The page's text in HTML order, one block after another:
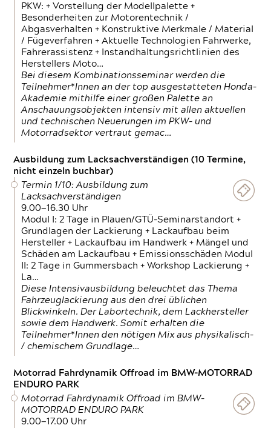
PKW: + Vorstellung der Modellpalette +
Besonderheiten zur Motorentechnik /
Abgasverhalten + Konstruktive Merkmale / Material
/ Fügeverfahren + Aktuelle Technologien Fahrwerke,
Fahrerassistenz + Instandhaltungsrichtlinien des
Herstellers Moto…
Bei diesem Kombinationsseminar werden die
Teilnehmer*Innen an der top ausgestatteten Honda-
Akademie mithilfe einer großen Palette an
Anschauungsobjekten intensiv mit allen aktuellen
und technischen Neuerungen im PKW- und
Motorradsektor vertraut gemac…
Ausbildung zum Lacksachverständigen (10 Termine,
nicht einzeln buchbar)
Termin 1/10: Ausbildung zum
Lacksachverständigen
9.00—16.30 Uhr
Modul I: 2 Tage in Plauen/GTÜ-Seminarstandort +
Grundlagen der Lackierung + Lackaufbau beim
Hersteller + Lackaufbau im Handwerk + Mängel und
Schäden am Lackaufbau + Emissionsschäden Modul
II: 2 Tage in Gummersbach + Workshop Lackierung +
La…
Diese Intensivausbildung beleuchtet das Thema
Fahrzeuglackierung aus den drei üblichen
Blickwinkeln. Der Labortechnik, dem Lackhersteller
sowie dem Handwerk. Somit erhalten die
Teilnehmer*Innen den nötigen Mix aus physikalisch-
/ chemischem Grundlage…
Motorrad Fahrdynamik Offroad im BMW-MOTORRAD
ENDURO PARK
Motorrad Fahrdynamik Offroad im BMW-
MOTORRAD ENDURO PARK
9.00—17.00 Uhr